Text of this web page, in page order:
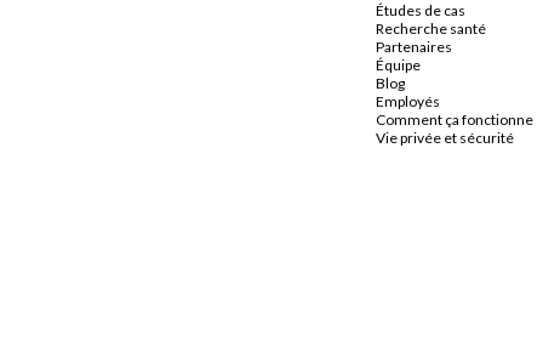
Études de cas
Recherche santé
Partenaires
Équipe
Blog
Employés
Comment ça fonctionne
Vie privée et sécurité